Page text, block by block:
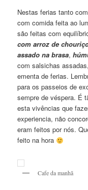
Nestas ferias tanto
com comida feita ao
são feitas com
com arroz de
assado na brasa,
com salsichas
ementa de ferias.
para os passeios de
sempre de véspera. É
esta vivências que
experiencia, não
eram feitos por nós.
feito na hora
Cafe da manhã